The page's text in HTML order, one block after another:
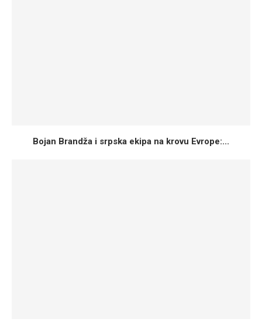
Bojan Brandža i srpska ekipa na krovu Evrope:...